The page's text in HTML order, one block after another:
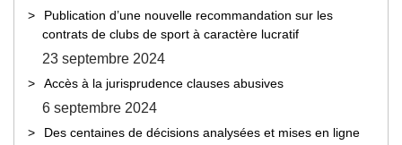
Publication d’une nouvelle recommandation sur les
contrats de clubs de sport à caractère lucratif
23 septembre 2024
Accès à la jurisprudence clauses abusives
6 septembre 2024
Des centaines de décisions analysées et mises en ligne